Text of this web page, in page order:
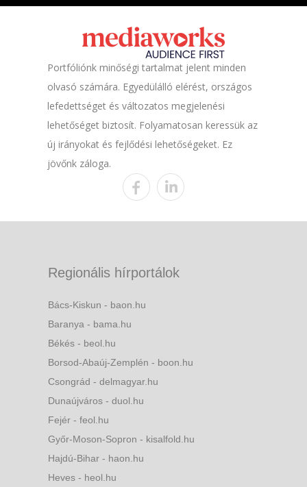
Portfóliónk minőségi tartalmat jelent minden
olvasó számára. Egyedülálló elérést, országos
lefedettséget és változatos megjelenési
lehetőséget biztosít. Folyamatosan keressük az
új irányokat és fejlődési lehetőségeket. Ez
jövőnk záloga.
Regionális hírportálok
Bács-Kiskun - baon.hu
Baranya - bama.hu
Békés - beol.hu
Borsod-Abaúj-Zemplén - boon.hu
Csongrád - delmagyar.hu
Dunaújváros - duol.hu
Fejér - feol.hu
Győr-Moson-Sopron - kisalfold.hu
Hajdú-Bihar - haon.hu
Heves - heol.hu